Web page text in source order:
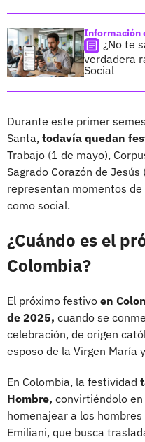
Información
¿No te
verdadera
Social
Durante este primer
Santa, todavía quedan
Trabajo (1 de mayo),
Sagrado Corazón de
representan momentos
como social.
¿Cuándo es el
Colombia?
El próximo festivo en
de 2025, cuando se
celebración, de origen
esposo de la Virgen María
En Colombia, la festividad
Hombre, convirtiéndolo
homenajear a los
Emiliani, que busca